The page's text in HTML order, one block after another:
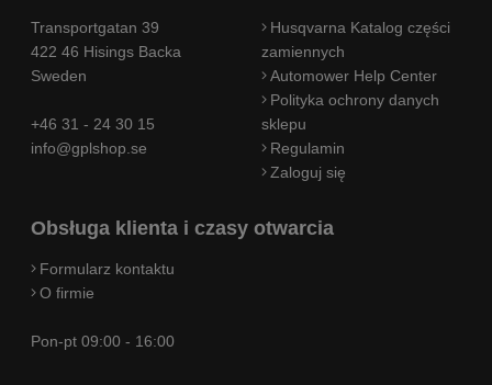
Transportgatan 39
422 46 Hisings Backa
Sweden
+46 31 - 24 30 15
info@gplshop.se
Husqvarna Katalog części
zamiennych
Automower Help Center
Polityka ochrony danych
sklepu
Regulamin
Zaloguj się
Obsługa klienta i czasy otwarcia
Formularz kontaktu
O firmie
Pon-pt 09:00 - 16:00